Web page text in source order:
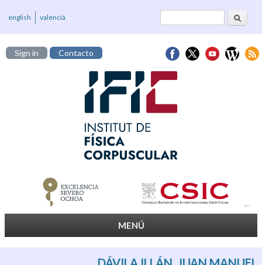
Formulario deBuscar
english valencià
Sign in Contacto
MENÚ